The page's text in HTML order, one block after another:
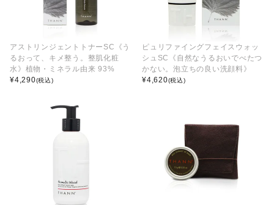
アストリンジェントトナーSC《う
るおって、キメ整う。整肌化粧
水》植物・ミネラル由来 93%
¥4,290(税込)
ピュリファイングフェイスウォッ
シュSC《自然なうるおいでべたつ
かない。泡立ちの良い洗顔料》
¥4,620(税込)